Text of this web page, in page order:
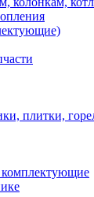
плитки,
комплектующие